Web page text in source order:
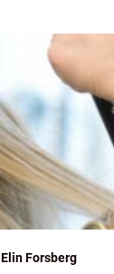
Elin Forsberg